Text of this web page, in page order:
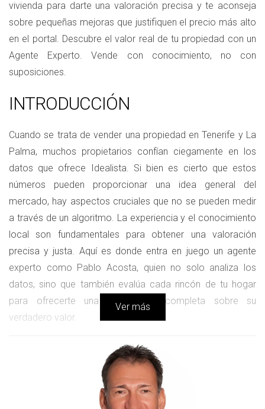
vivienda para darte una valoración precisa y te aconseja
sobre pequeñas mejoras que justifiquen el precio más alto
en el portal. Descubre el valor real de tu propiedad con un
Agente Experto. Vende con conocimiento, no con
suposiciones.
INTRODUCCIÓN
Cuando se trata de vender una propiedad en Tenerife y La
Palma, muchos propietarios confían ciegamente en los
datos que ofrece Idealista. Si bien es cierto que estos
números pueden proporcionar una idea general del
mercado, hay aspectos cruciales que no se pueden medir
a través de un algoritmo. La experiencia y el conocimiento
local son fundamentales para obtener una valoración
precisa y justa. Aquí es donde entra en juego un agente
experto como Pablo Acosta, quien no solo analiza los
datos, sino que también evalúa cada rincón de tu hogar
para ofrecerte una perspectiva completa sobre su
verdadero valor.
FACTORES QUE INFLUYEN EN LA
VALORACIÓN
La valoración de una propiedad va más allá de los precios
Ver más